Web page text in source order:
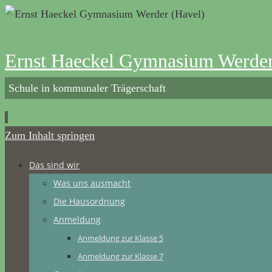
Ernst Haeckel Gymnasium
Schule in kommunaler Trägerschaft
Zum Inhalt springen
Das sind wir
Was uns ausmacht
Die Hausordnung
Anmeldung
Anmeldung zur Klasse 5
Anmeldung zur Klasse 7